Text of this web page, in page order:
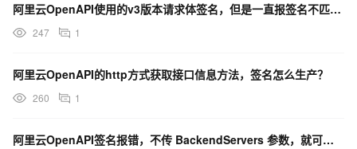
阿里云OpenAPI使用的v3版本请求体签名，但是一直报签名不匹配，怎么解决？
247 1
阿里云OpenAPI的http方式获取接口信息方法，签名怎么生产？
260 1
阿里云OpenAPI签名报错，不传 BackendServers 参数，就可以请求成功，是什么问题？